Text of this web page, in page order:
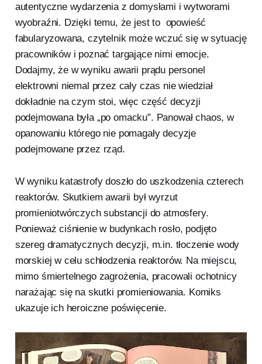
autentyczne wydarzenia z domysłami i wytworami
wyobraźni. Dzięki temu, że jest to opowieść
fabularyzowana, czytelnik może wczuć się w sytuację
pracowników i poznać targające nimi emocje.
Dodajmy, że w wyniku awarii prądu personel
elektrowni niemal przez cały czas nie wiedział
dokładnie na czym stoi, więc część decyzji
podejmowana była „po omacku”. Panował chaos, w
opanowaniu którego nie pomagały decyzje
podejmowane przez rząd.
W wyniku katastrofy doszło do uszkodzenia czterech
reaktorów. Skutkiem awarii był wyrzut
promieniotwórczych substancji do atmosfery.
Ponieważ ciśnienie w budynkach rosło, podjęto
szereg dramatycznych decyzji, m.in. tłoczenie wody
morskiej w celu schłodzenia reaktorów. Na miejscu,
mimo śmiertelnego zagrożenia, pracowali ochotnicy
narażając się na skutki promieniowania. Komiks
ukazuje ich heroiczne poświęcenie.